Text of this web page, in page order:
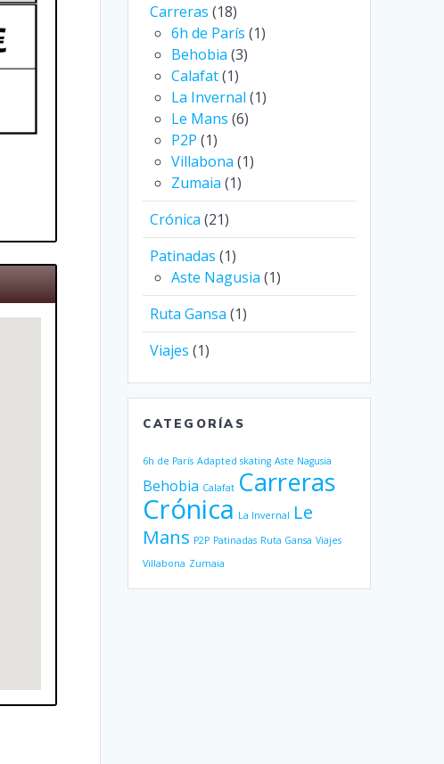
Carreras (18)
6h de París (1)
Behobia (3)
Calafat(1)
La Invernal (1)
Le Mans (6)
P2P (1)
Villabona (1)
Zumaia (1)
Crónica (21)
Patinadas (1)
Aste Nagusia (1)
Ruta Gansa (1)
Viajes (1)
CATEGORÍAS
6h de París Adapted skating Aste Nagusia
Behobia Calafat Carreras
Crónica La Invernal Le
Mans P2P Patinadas Ruta Gansa Viajes
Villabona Zumaia